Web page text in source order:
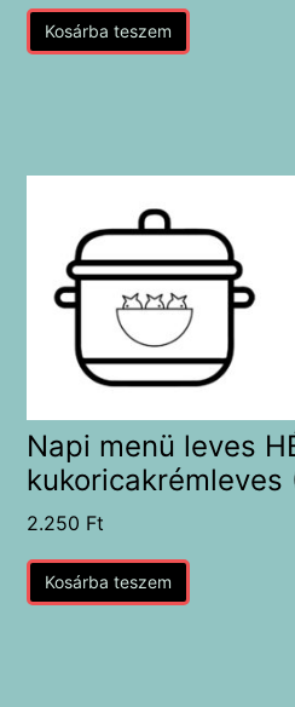
Kosárba teszem
Napi menü leves
kukoricakrémleves
2.250 Ft
Kosárba teszem